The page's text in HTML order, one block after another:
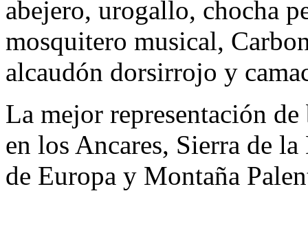
abejero, urogallo, chocha
mosquitero musical,
alcaudón dorsirrojo y
La mejor representación
en los Ancares, Sierra de
de Europa y Montaña